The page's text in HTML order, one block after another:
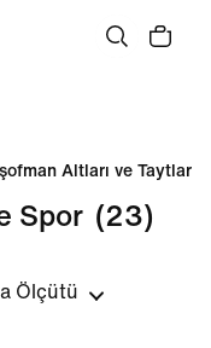
Altları ve Taytlar
Spor (23)
Ölçütü